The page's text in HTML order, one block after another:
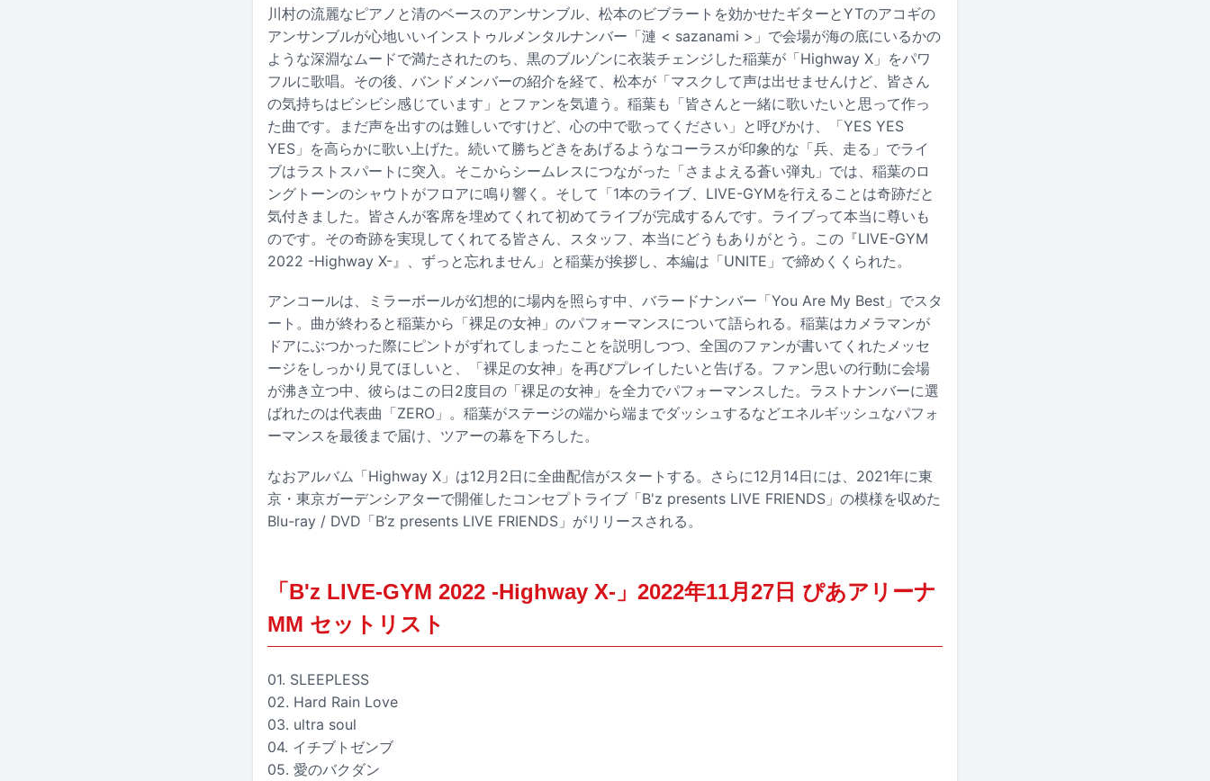
川村の流麗なピアノと清のベースのアンサンブル、松本のビブラートを効かせたギターとYTのアコギの
アンサンブルが心地いいインストゥルメンタルナンバー「漣 < sazanami >」で会場が海の底にいるかの
ような深淵なムードで満たされたのち、黒のブルゾンに衣装チェンジした稲葉が「Highway X」をパワ
フルに歌唱。その後、バンドメンバーの紹介を経て、松本が「マスクして声は出せませんけど、皆さん
の気持ちはビシビシ感じています」とファンを気遣う。稲葉も「皆さんと一緒に歌いたいと思って作っ
た曲です。まだ声を出すのは難しいですけど、心の中で歌ってください」と呼びかけ、「YES YES
YES」を高らかに歌い上げた。続いて勝ちどきをあげるようなコーラスが印象的な「兵、走る」でライ
ブはラストスパートに突入。そこからシームレスにつながった「さまよえる蒼い弾丸」では、稲葉のロ
ングトーンのシャウトがフロアに鳴り響く。そして「1本のライブ、LIVE-GYMを行えることは奇跡だと
気付きました。皆さんが客席を埋めてくれて初めてライブが完成するんです。ライブって本当に尊いも
のです。その奇跡を実現してくれてる皆さん、スタッフ、本当にどうもありがとう。この『LIVE-GYM
2022 -Highway X-』、ずっと忘れません」と稲葉が挨拶し、本編は「UNITE」で締めくくられた。
アンコールは、ミラーボールが幻想的に場内を照らす中、バラードナンバー「You Are My Best」でスタ
ート。曲が終わると稲葉から「裸足の女神」のパフォーマンスについて語られる。稲葉はカメラマンが
ドアにぶつかった際にピントがずれてしまったことを説明しつつ、全国のファンが書いてくれたメッセ
ージをしっかり見てほしいと、「裸足の女神」を再びプレイしたいと告げる。ファン思いの行動に会場
が沸き立つ中、彼らはこの日2度目の「裸足の女神」を全力でパフォーマンスした。ラストナンバーに選
ばれたのは代表曲「ZERO」。稲葉がステージの端から端までダッシュするなどエネルギッシュなパフォ
ーマンスを最後まで届け、ツアーの幕を下ろした。
なおアルバム「Highway X」は12月2日に全曲配信がスタートする。さらに12月14日には、2021年に東
京・東京ガーデンシアターで開催したコンセプトライブ「B'z presents LIVE FRIENDS」の模様を収めた
Blu-ray / DVD「B’z presents LIVE FRIENDS」がリリースされる。
「B'z LIVE-GYM 2022 -Highway X-」2022年11月27日 ぴあアリーナ
MM セットリスト
01. SLEEPLESS
02. Hard Rain Love
03. ultra soul
04. イチブトゼンブ
05. 愛のバクダン